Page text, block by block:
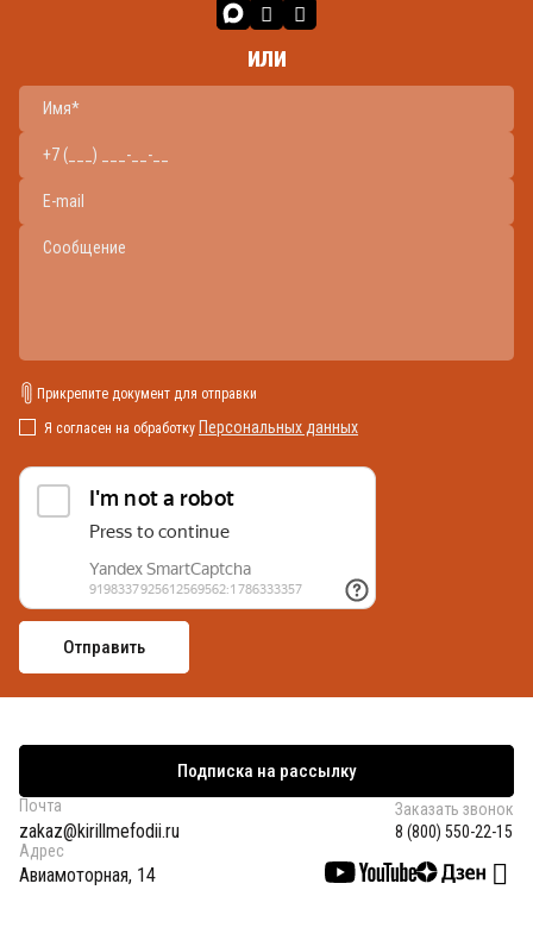
или
Прикрепите документ для отправки
Я согласен на обработку Персональных данных
Подписка на рассылку
Почта
zakaz@kirillmefodii.ru
Заказать звонок
8 (800) 550-22-15
Адрес
Авиамоторная, 14